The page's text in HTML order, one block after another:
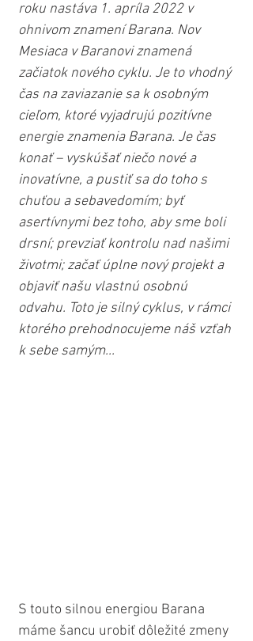
roku nastáva 1. apríla 2022 v
ohnivom znamení Barana. Nov
Mesiaca v Baranovi znamená
začiatok nového cyklu. Je to vhodný
čas na zaviazanie sa k osobným
cieľom, ktoré vyjadrujú pozitívne
energie znamenia Barana. Je čas
konať – vyskúšať niečo nové a
inovatívne, a pustiť sa do toho s
chuťou a sebavedomím; byť
asertívnymi bez toho, aby sme boli
drsní; prevziať kontrolu nad našimi
životmi; začať úplne nový projekt a
objaviť našu vlastnú osobnú
odvahu. Toto je silný cyklus, v rámci
ktorého prehodnocujeme náš vzťah
k sebe samým...
S touto silnou energiou Barana
máme šancu urobiť dôležité zmeny